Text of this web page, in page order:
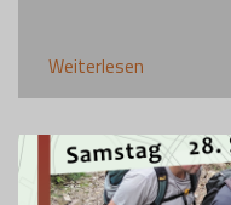
Weiterlesen